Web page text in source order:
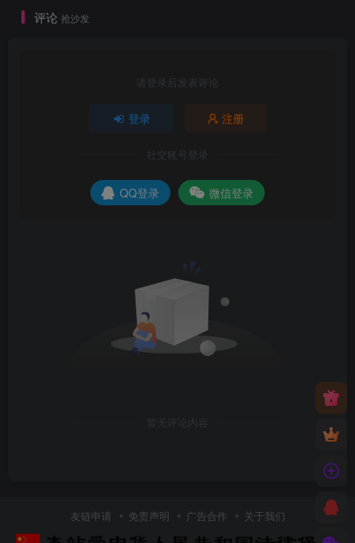
评论 抢沙发
请登录后发表评论
登录 注册
社交账号登录
QQ登录 微信登录
暂无评论内容
友链申请 免责声明 广告合作 关于我们